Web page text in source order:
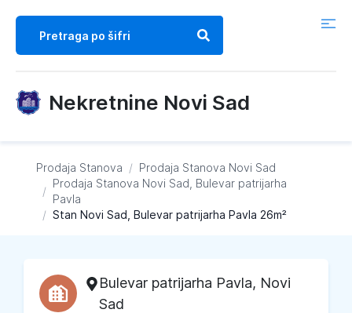
Nekretnine Novi Sad
Prodaja Stanova / Prodaja Stanova Novi Sad
/
Prodaja Stanova Novi Sad, Bulevar patrijarha
Pavla
/ Stan Novi Sad, Bulevar patrijarha Pavla 26m²
Bulevar patrijarha Pavla, Novi
Sad